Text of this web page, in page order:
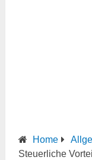
Home
Steuerliche